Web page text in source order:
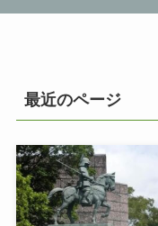
最近のページ